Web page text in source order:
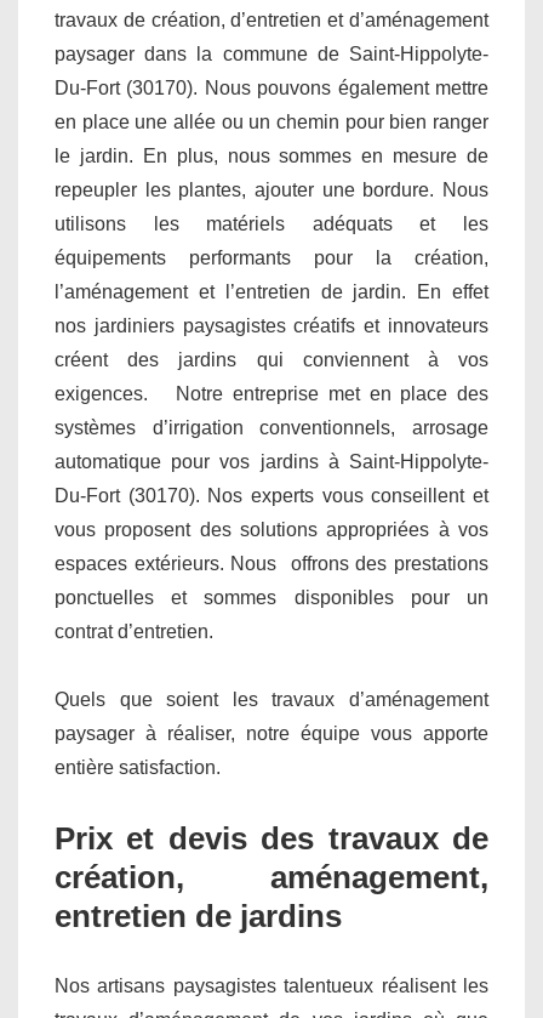
travaux de création, d’entretien et d’aménagement
paysager dans la commune de Saint-Hippolyte-
Du-Fort (30170). Nous pouvons également mettre
en place une allée ou un chemin pour bien ranger
le jardin. En plus, nous sommes en mesure de
repeupler les plantes, ajouter une bordure. Nous
utilisons les matériels adéquats et les
équipements performants pour la création,
l’aménagement et l’entretien de jardin. En effet
nos jardiniers paysagistes créatifs et innovateurs
créent des jardins qui conviennent à vos
exigences. Notre entreprise met en place des
systèmes d’irrigation conventionnels, arrosage
automatique pour vos jardins à Saint-Hippolyte-
Du-Fort (30170). Nos experts vous conseillent et
vous proposent des solutions appropriées à vos
espaces extérieurs. Nous offrons des prestations
ponctuelles et sommes disponibles pour un
contrat d’entretien.
Quels que soient les travaux d’aménagement
paysager à réaliser, notre équipe vous apporte
entière satisfaction.
Prix et devis des travaux de
création, aménagement,
entretien de jardins
Nos artisans paysagistes talentueux réalisent les